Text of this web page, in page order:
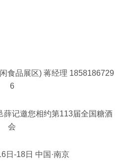
食品展区) 蒋经理 1858186729
6
薛记邀您相约第113届全国糖酒
会
日-18日 中国·南京